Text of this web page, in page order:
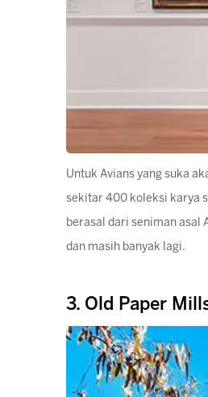
Untuk Avians yang suka
sekitar 400 koleksi karya
berasal dari seniman asal
dan masih banyak lagi.
3. Old Paper